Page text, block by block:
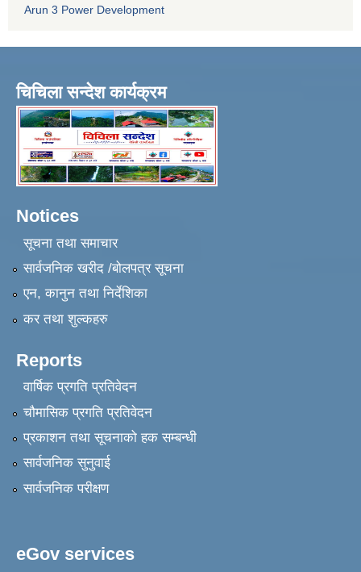
Arun 3 Power Development
चिचिला सन्देश कार्यक्रम
Notices
सूचना तथा समाचार
सार्वजनिक खरीद /बोलपत्र सूचना
एन, कानुन तथा निर्देशिका
कर तथा शुल्कहरु
Reports
वार्षिक प्रगति प्रतिवेदन
चौमासिक प्रगति प्रतिवेदन
प्रकाशन तथा सूचनाको हक सम्बन्धी
सार्वजनिक सुनुवाई
सार्वजनिक परीक्षण
eGov services